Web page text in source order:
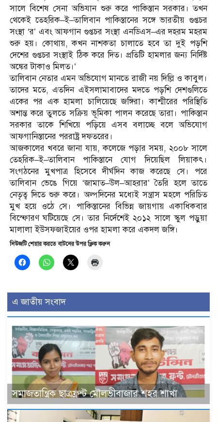
সালে বিশেষ সেনা অভিযান শুরু করে পাকিস্তান সরকার। তখন
থেকেই ‌তেহরিক–ই–তালিবান পাকিস্তানের সঙ্গে ভারতীয় গুপ্তচর
সংস্থা ‘‌র’‌ এবং আফগান গুপ্তচর সংস্থা এনডিএস–এর দহরম মহরম
শুরু হয়। কোথায়, কখন নাশকতা চালাতে হবে তা দুই পড়শি
দেশের গুপ্তচর সংস্থাই ঠিক করে দিত। প্রতিটি হামলার জন্য নির্দিষ্ট
অঙ্কের টাকাও মিলত।’‌
তালিবান নেতার এমন অভিযোগ মানতে রাজী নয় দিল্লি ও কাবুল।
তাদের মতে, এতদিন এইসলামাবাদের মদতে পড়শি দেশগুলিতে
একের পর এক হামলা চালিয়েছে জঙ্গিরা। কাশ্মীরের পরিস্থিতি
অশান্ত করে তুলতে সক্রিয় ভূমিকা পালন করেছে তারা। পাকিস্তান
সরকার তাকে শিখিয়ে পড়িয়ে এসব বলাচ্ছে বলে অভিযোগ
আফগানিস্তানের পররাষ্ট্র দফতরের।
আজকালের খবরে জানা যায়, কলেজে পড়ার সময়, ২০০৮ সালে
তেহরিক–ই–তালিবান পাকিস্তানে যোগ দিয়েছিল লিয়াকৎ।
সংগঠনের মুখপাত্র হিসেবে দীর্ঘদিন কাজ করেছে সে। পরে
তালিবান ভেঙে গিয়ে ‘‌জামাত–উল–আহরার’‌ তৈরি হলে তাতে
নেতৃত্ব দিতে শুরু করে। অল্পদিনের মধ্যেই সন্ত্রাস মহলে পরিচিত
মুখ হয়ে ওঠে সে। পাকিস্তানের বিভিন্ন জায়গায় একাধিকবার
বিস্ফোরণ ঘটিয়েছে সে। তার নির্দেশেই ২০১২ সালে স্কুল পড়ুয়া
মালালা ইউসফজাইয়ের ওপর হামলা করে একদল জঙ্গি।
নিউজটি শেয়ার করতে বাটনের উপর ক্লিক করুন
এ জাতীয় সংবাদ
সমাজতান্ত্রিক ছাত্রফ্রন্ট মৌলভীবাজার শহর শাখা